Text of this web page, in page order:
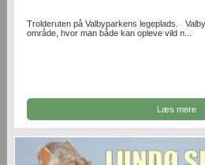
Trolderuten på Valbyparkens legeplads.
område, hvor man både kan opleve vild n...
Læs mere